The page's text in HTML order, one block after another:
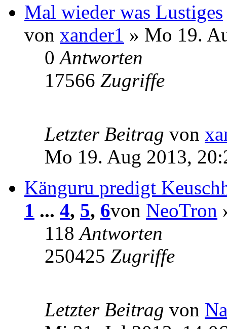
Mal wieder was Lustiges
von xander1 » Mo 19.
0Antworten
17566 Zugriffe
Letzter Beitrag von
Mo 19. Aug 2013,
Känguru predigt
1 ... 4, 5, 6von NeoTron
118Antworten
250425 Zugriffe
Letzter Beitrag von